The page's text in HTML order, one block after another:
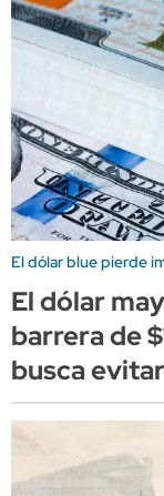
El dólar blue pierde
El dólar
barrera de
busca